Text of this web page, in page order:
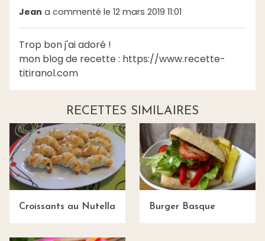
Jean a commenté le 12 mars 2019 11:01
Trop bon j'ai adoré !
mon blog de recette : https://www.recette-
titiranol.com
RECETTES SIMILAIRES
Croissants au Nutella Burger Basque